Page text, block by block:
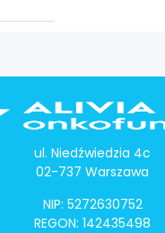
ul. Niedźwiedzia 4c
02-737 Warszawa
NIP: 5272630752
REGON: 142435498